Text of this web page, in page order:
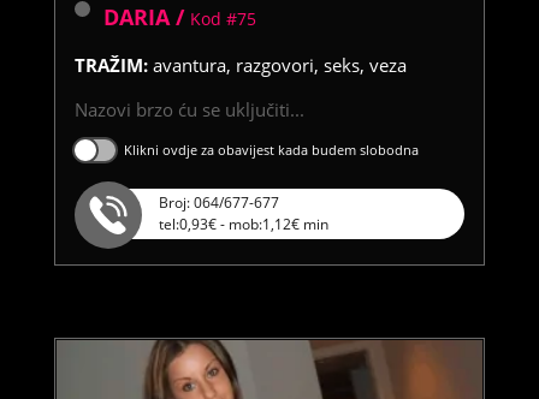
DARIA / Kod #75
TRAŽIM: avantura, razgovori, seks, veza
Nazovi brzo ću se uključiti...
Klikni ovdje za obavijest kada budem slobodna
Broj: 064/677-677
tel:0,93€ - mob:1,12€ min